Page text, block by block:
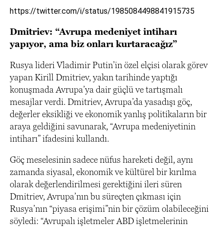
https://twitter.com/i/status/1985084498841915735
Dmitriev: “Avrupa medeniyet intiharı
yapıyor, ama biz onları kurtaracağız”
Rusya lideri Vladimir Putin’in özel elçisi olarak görev
yapan Kirill Dmitriev, yakın tarihinde yaptığı
konuşmada Avrupa’ya dair güçlü ve tartışmalı
mesajlar verdi. Dmitriev, Avrupa’da yasadışı göç,
değerler eksikliği ve ekonomik yanlış politikaların bir
araya geldiğini savunarak, “Avrupa medeniyetinin
intiharı” ifadesini kullandı.
Göç meselesinin sadece nüfus hareketi değil, aynı
zamanda siyasal, ekonomik ve kültürel bir kırılma
olarak değerlendirilmesi gerektiğini ileri süren
Dmitriev, Avrupa’nın bu süreçten çıkması için
Rusya’nın “piyasa erişimi”nin bir çözüm olabileceğini
söyledi: “Avrupalı işletmeler ABD işletmelerinin